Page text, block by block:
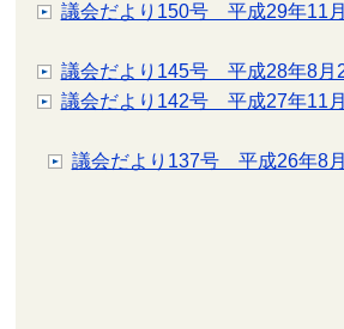
議会だより150号 平成29年11月
議会だより145号 平成28年8月
議会だより142号 平成27年11月
議会だより137号 平成26年8月